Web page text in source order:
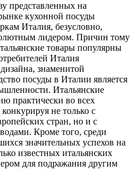
представленных на
кухонной посуды
Италия, безусловно,
лидером. Причин тому
товары популярны
Италия
знаменитой
посуды в Италии является
Итальянские
практически во всех
не только с
стран, но и с
Кроме того, среди
значительных успехов на
известных итальянских
для подражания другим